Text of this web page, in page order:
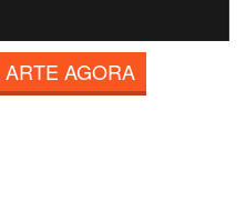
AGORA